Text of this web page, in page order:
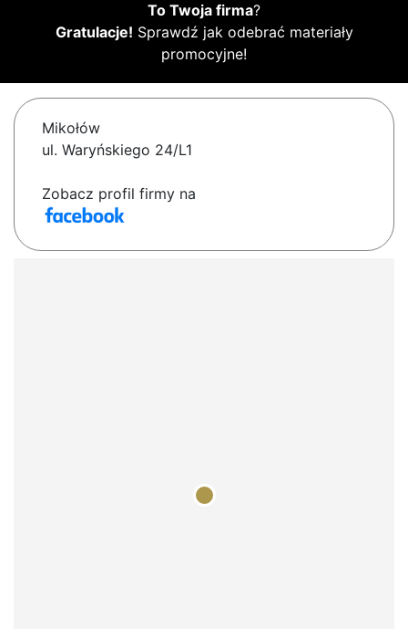
To Twoja firma?
Gratulacje! Sprawdź jak odebrać materiały
promocyjne!
Mikołów
ul. Waryńskiego 24/L1
Zobacz profil firmy na